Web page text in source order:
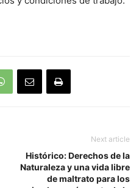
Next article
Histórico: Derechos de la
Naturaleza y una vida libre
de maltrato para los